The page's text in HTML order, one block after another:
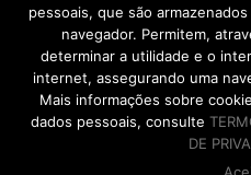
pessoais, que são
navegador. Permitem,
determinar a utilidade e o
internet, assegurando uma
Mais informações sobre
dados pessoais, consulte
DE